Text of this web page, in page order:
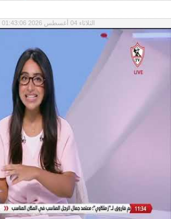
الثلاثاء 04 أغسطس 2026 01:43:06 صباحاً